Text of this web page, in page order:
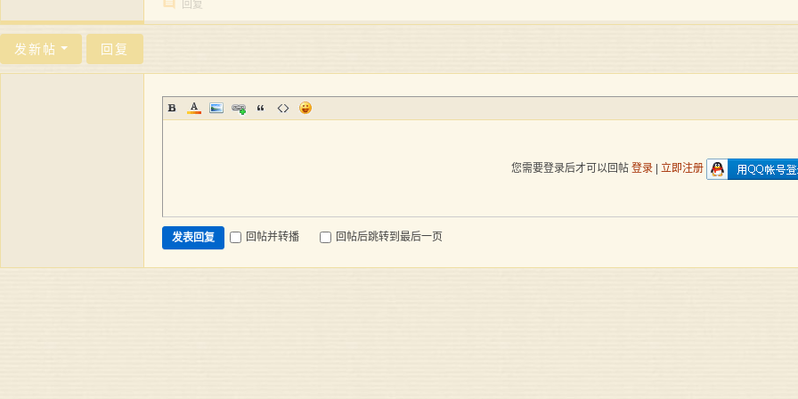
回复
发新帖 回复
您需要登录后才可以回帖 登录 立即注册
发表回复 回帖并转播 回帖后跳转到最后一页